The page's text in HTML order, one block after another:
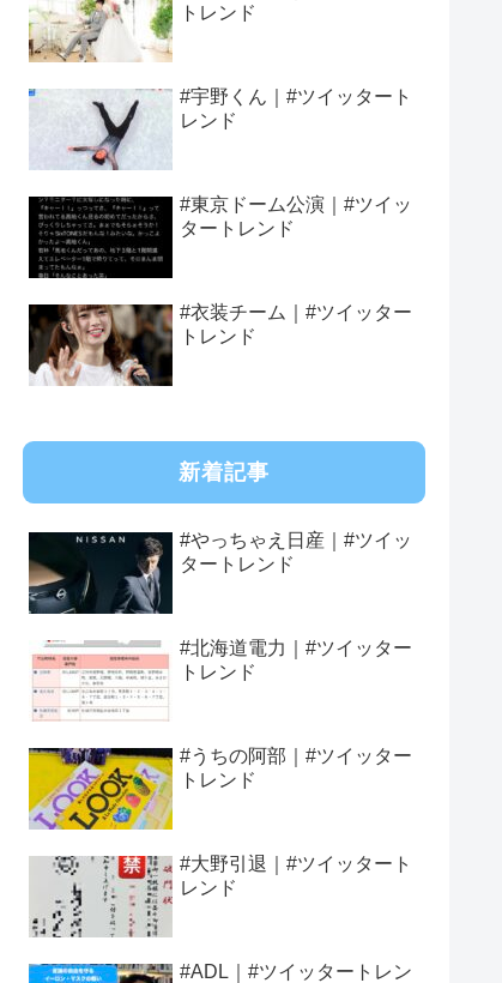
トレンド
#宇野くん｜#ツイッタート
レンド
#東京ドーム公演｜#ツイッ
タートレンド
#衣装チーム｜#ツイッター
トレンド
新着記事
#やっちゃえ日産｜#ツイッ
タートレンド
#北海道電力｜#ツイッター
トレンド
#うちの阿部｜#ツイッター
トレンド
#大野引退｜#ツイッタート
レンド
#ADL｜#ツイッタートレン